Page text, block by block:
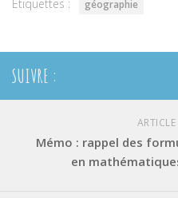
Étiquettes : géographie
SUIVRE :
Mémo : rappel des
en